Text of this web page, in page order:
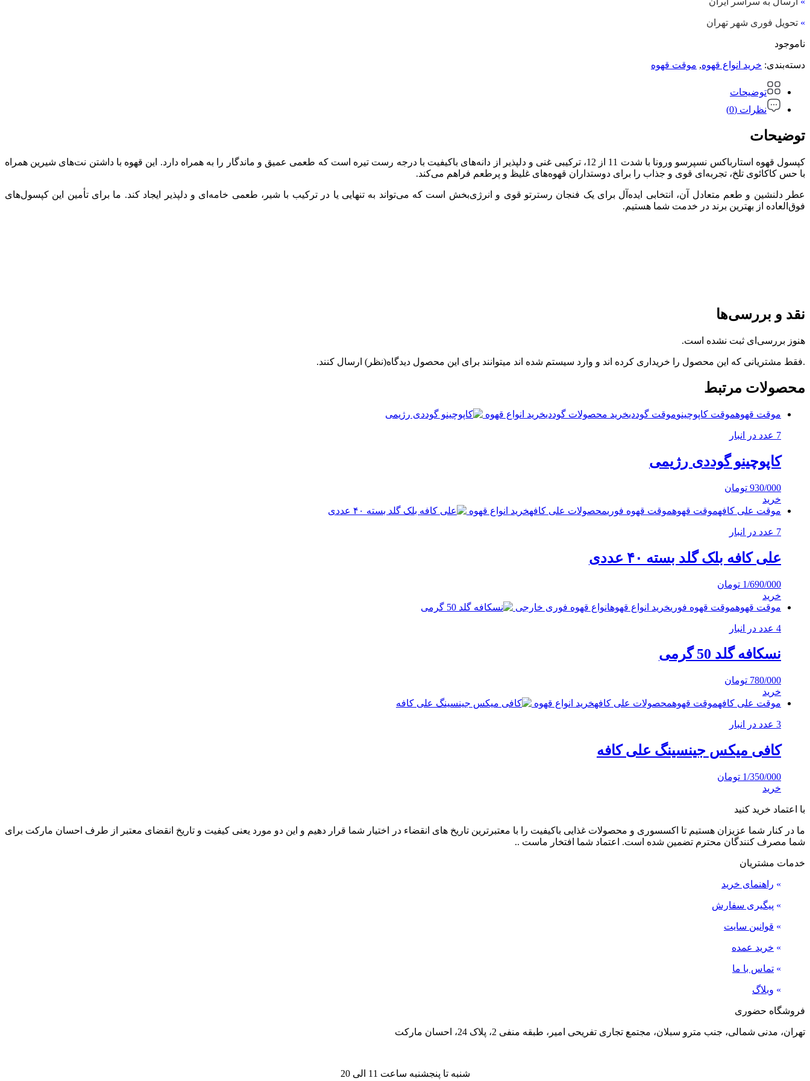
» تحویل فوری شهر تهران
ناموجود
دسته‌بندی: خرید انواع قهوه, موقت قهوه
توضیحات
نظرات (0)
توضیحات
کپسول قهوه استارباکس نسپرسو ورونا با شدت 11 از 12، ترکیبی غنی و دلپذیر از دانه‌های باکیفیت با درجه رست تیره است که طعمی عمیق و ماندگار را به همراه دارد. این قهوه با داشتن نت‌های شیرین همراه
با حس کاکائوی تلخ، تجربه‌ای قوی و جذاب را برای دوستداران قهوه‌های غلیظ و پرطعم فراهم می‌کند.
عطر دلنشین و طعم متعادل آن، انتخابی ایده‌آل برای یک فنجان رسترتو قوی و انرژی‌بخش است که می‌تواند به تنهایی یا در ترکیب با شیر، طعمی خامه‌ای و دلپذیر ایجاد کند. ما برای تأمین این کپسول‌های
فوق‌العاده از بهترین برند در خدمت شما هستیم.
نقد و بررسی‌ها
هنوز بررسی‌ای ثبت نشده است.
.فقط مشتریانی که این محصول را خریداری کرده اند و وارد سیستم شده اند میتوانند برای این محصول دیدگاه(نظر) ارسال کنند.
محصولات مرتبط
موقت قهوهموقت کاپوچینوموقت گوددیخرید محصولات گوددیخرید انواع قهوه
7 عدد در انبار
کاپوچینو گوددی رژیمی
930/000 تومان
خرید
موقت علی کافهموقت قهوهموقت قهوه فوریمحصولات علی کافهخرید انواع قهوه
7 عدد در انبار
علی کافه بلک گلد بسته ۴۰ عددی
1/690/000 تومان
خرید
موقت قهوهموقت قهوه فوریخرید انواع قهوهانواع قهوه فوری خارجی
4 عدد در انبار
نسکافه گلد 50 گرمی
780/000 تومان
خرید
موقت علی کافهموقت قهوهمحصولات علی کافهخرید انواع قهوه
3 عدد در انبار
کافی میکس جینسینگ علی کافه
1/350/000 تومان
خرید
با اعتماد خرید کنید
ما در کنار شما عزیزان هستیم تا اکسسوری و محصولات غذایی باکیفیت را با معتبرترین تاریخ های انقضاء در اختیار شما قرار دهیم و این دو مورد یعنی کیفیت و تاریخ انقضای معتبر از طرف احسان مارکت برای
شما مصرف کنندگان محترم تضمین شده است. اعتماد شما افتخار ماست ..
خدمات مشتریان
» راهنمای خرید
» پیگیری سفارش
» قوانین سایت
» خرید عمده
» تماس با ما
» وبلاگ
فروشگاه حضوری
تهران، مدنی شمالی، جنب مترو سبلان، مجتمع تجاری تفریحی امیر، طبقه منفی 2، پلاک 24، احسان مارکت
شنبه تا پنجشنبه ساعت 11 الی 20